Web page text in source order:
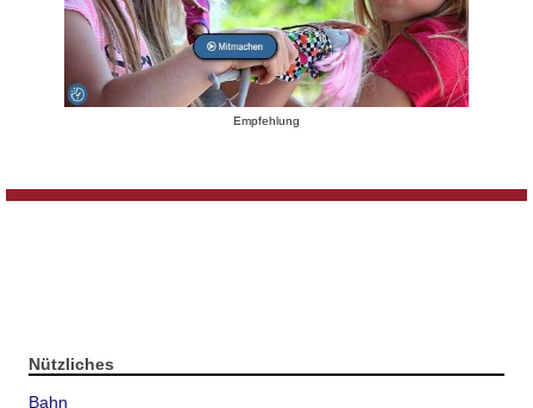
Empfehlung
Nützliches
Bahn